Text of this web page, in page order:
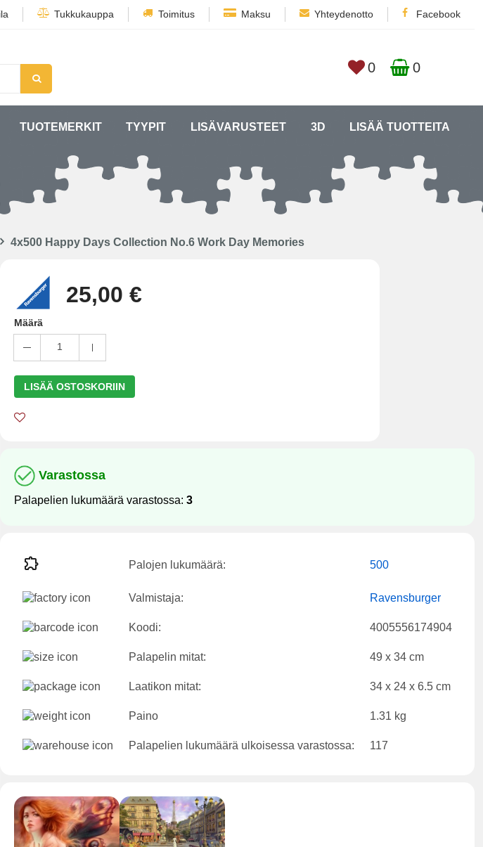
Tukkukauppa Toimitus Maksu Yhteydenotto Facebook
0 0
TUOTEMERKIT TYYPIT LISÄVARUSTEET 3D LISÄÄ TUOTTEITA
4x500 Happy Days Collection No.6 Work Day Memories
25,00 €
Määrä
1
LISÄÄ OSTOSKORIIN
Varastossa
Palapelien lukumäärä varastossa: 3
Palojen lukumäärä: 500
Valmistaja: Ravensburger
Koodi: 4005556174904
Palapelin mitat: 49 x 34 cm
Laatikon mitat: 34 x 24 x 6.5 cm
Paino 1.31 kg
Palapelien lukumäärä ulkoisessa varastossa: 117